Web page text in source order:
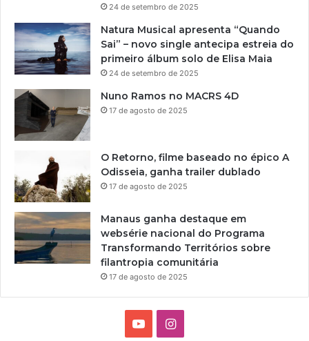
24 de setembro de 2025
Natura Musical apresenta “Quando
Sai” – novo single antecipa estreia do
primeiro álbum solo de Elisa Maia
24 de setembro de 2025
Nuno Ramos no MACRS 4D
17 de agosto de 2025
O Retorno, filme baseado no épico A
Odisseia, ganha trailer dublado
17 de agosto de 2025
Manaus ganha destaque em
websérie nacional do Programa
Transformando Territórios sobre
filantropia comunitária
17 de agosto de 2025
I